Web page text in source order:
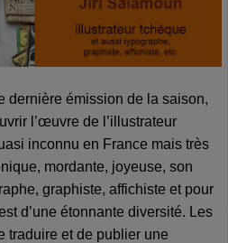
dernière émission de la saison,
l’œuvre de l’illustrateur
inconnu en France mais très
mordante, joyeuse, son
graphiste, affichiste et pour
d’une étonnante diversité. Les
traduire et de publier une